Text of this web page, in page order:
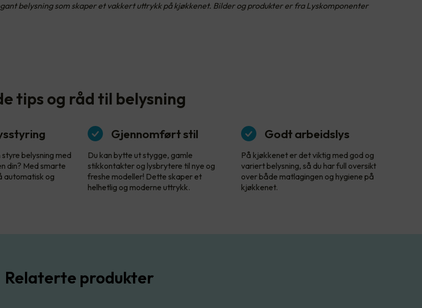
belysning som skaper et vakkert uttrykk på kjøkkenet. Bilder og produkter er fra Lyskomponenter
tips og råd til belysning
belysning med
din? Med smarte
automatisk og
Gjennomført stil
Du kan bytte ut stygge, gamle
stikkontakter og lysbrytere til nye og
freshe modeller! Dette skaper et
helhetlig og moderne uttrykk.
Godt arbeidslys
På kjøkkenet er det viktig med god og
variert belysning, så du har full oversikt
over både matlagingen og hygiene på
kjøkkenet.
Relaterte produkter